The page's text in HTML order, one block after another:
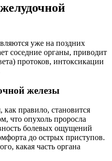
соседние органы, приводит
протоков, интоксикации
железы
правило, становится
что опухоль проросла
болевых ощущений
до острых приступов.
какая часть органа